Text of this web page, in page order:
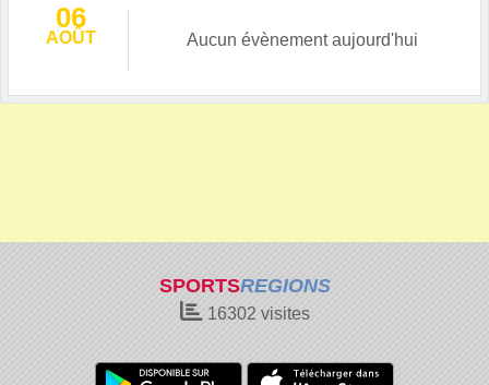
06
AOÛT Aucun évènement aujourd'hui
SPORTSREGIONS
16302 visites